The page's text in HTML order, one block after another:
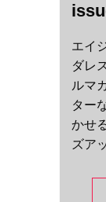
エイ
ダレ
ルマ
ター
かせ
ズア